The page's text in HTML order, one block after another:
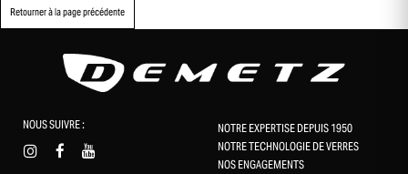
Retourner à la page précédente
NOUS SUIVRE :
NOTRE EXPERTISE DEPUIS 1950
NOTRE TECHNOLOGIE DE VERRES
NOS ENGAGEMENTS